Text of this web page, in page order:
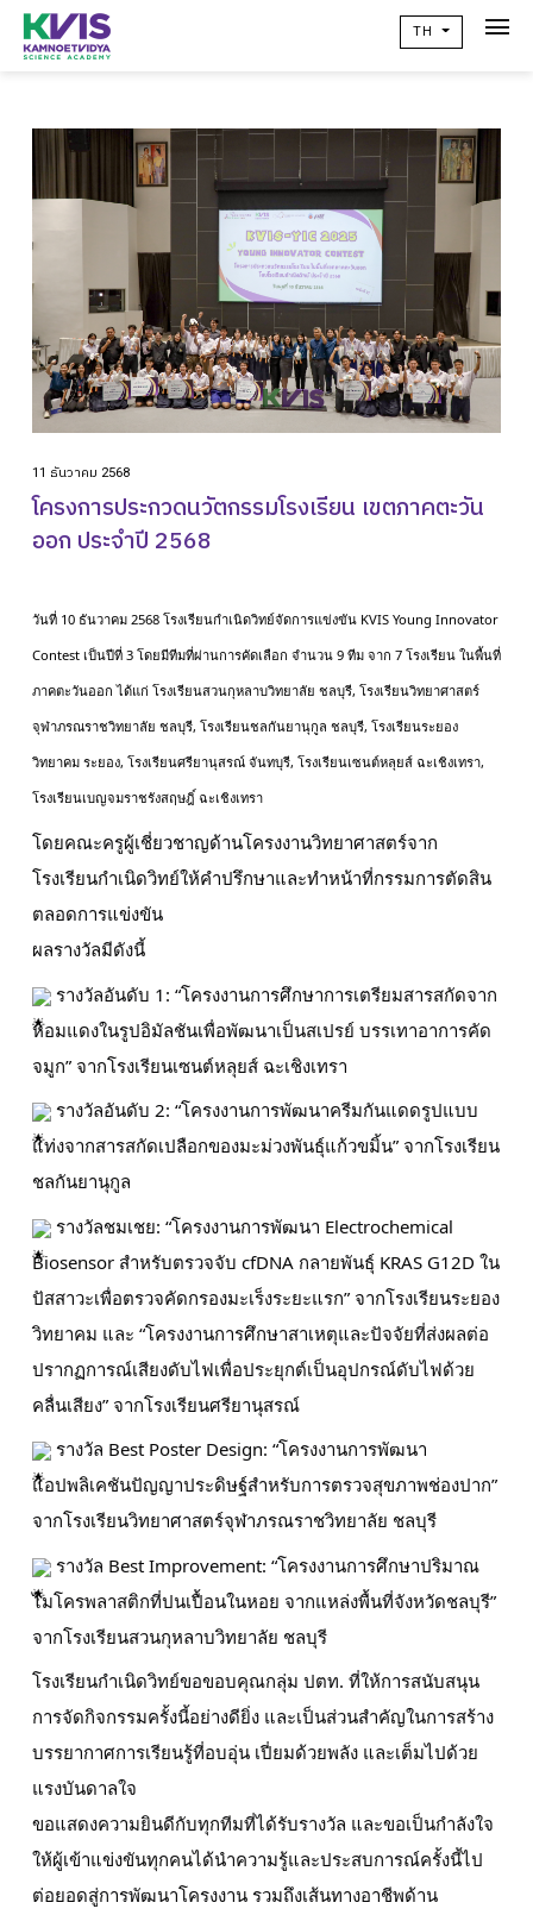
TH
เกี่ยวกับเรา
วิจัยผลสัมฤทธิ์ทางการเรียน
คอมมูนิตี้
ติดต่อเรา
ปฏิทินโรงเรียน
11 ธันวาคม 2568
โครงการประกวดนวัตกรรมโรงเรียน เขตภาคตะวัน
ออก ประจำปี 2568
วันที่ 10 ธันวาคม 2568 โรงเรียนกำเนิดวิทย์จัดการแข่งขัน KVIS Young Innovator
Contest เป็นปีที่ 3 โดยมีทีมที่ผ่านการคัดเลือก จำนวน 9 ทีม จาก 7 โรงเรียน ในพื้นที่
ภาคตะวันออก ได้แก่ โรงเรียนสวนกุหลาบวิทยาลัย ชลบุรี, โรงเรียนวิทยาศาสตร์
จุฬาภรณราชวิทยาลัย ชลบุรี, โรงเรียนชลกันยานุกูล ชลบุรี, โรงเรียนระยอง
วิทยาคม ระยอง, โรงเรียนศรียานุสรณ์ จันทบุรี, โรงเรียนเซนต์หลุยส์ ฉะเชิงเทรา,
โรงเรียนเบญจมราชรังสฤษฎิ์ ฉะเชิงเทรา
โดยคณะครูผู้เชี่ยวชาญด้านโครงงานวิทยาศาสตร์จาก
โรงเรียนกำเนิดวิทย์ให้คำปรึกษาและทำหน้าที่กรรมการตัดสิน
ตลอดการแข่งขัน
ผลรางวัลมีดังนี้
รางวัลอันดับ 1: “โครงงานการศึกษาการเตรียมสารสกัดจาก
หอมแดงในรูปอิมัลชันเพื่อพัฒนาเป็นสเปรย์ บรรเทาอาการคัด
จมูก” จากโรงเรียนเซนต์หลุยส์ ฉะเชิงเทรา
รางวัลอันดับ 2: “โครงงานการพัฒนาครีมกันแดดรูปแบบ
แท่งจากสารสกัดเปลือกของมะม่วงพันธุ์แก้วขมิ้น” จากโรงเรียน
ชลกันยานุกูล
รางวัลชมเชย: “โครงงานการพัฒนา Electrochemical
Biosensor สำหรับตรวจจับ cfDNA กลายพันธุ์ KRAS G12D ใน
ปัสสาวะเพื่อตรวจคัดกรองมะเร็งระยะแรก” จากโรงเรียนระยอง
วิทยาคม และ “โครงงานการศึกษาสาเหตุและปัจจัยที่ส่งผลต่อ
ปรากฏการณ์เสียงดับไฟเพื่อประยุกต์เป็นอุปกรณ์ดับไฟด้วย
คลื่นเสียง” จากโรงเรียนศรียานุสรณ์
รางวัล Best Poster Design: “โครงงานการพัฒนา
แอปพลิเคชันปัญญาประดิษฐ์สำหรับการตรวจสุขภาพช่องปาก”
จากโรงเรียนวิทยาศาสตร์จุฬาภรณราชวิทยาลัย ชลบุรี
รางวัล Best Improvement: “โครงงานการศึกษาปริมาณ
ไมโครพลาสติกที่ปนเปื้อนในหอย จากแหล่งพื้นที่จังหวัดชลบุรี”
จากโรงเรียนสวนกุหลาบวิทยาลัย ชลบุรี
โรงเรียนกำเนิดวิทย์ขอขอบคุณกลุ่ม ปตท. ที่ให้การสนับสนุน
การจัดกิจกรรมครั้งนี้อย่างดียิ่ง และเป็นส่วนสำคัญในการสร้าง
บรรยากาศการเรียนรู้ที่อบอุ่น เปี่ยมด้วยพลัง และเต็มไปด้วย
แรงบันดาลใจ
ขอแสดงความยินดีกับทุกทีมที่ได้รับรางวัล และขอเป็นกำลังใจ
ให้ผู้เข้าแข่งขันทุกคนได้นำความรู้และประสบการณ์ครั้งนี้ไป
ต่อยอดสู่การพัฒนาโครงงาน รวมถึงเส้นทางอาชีพด้าน